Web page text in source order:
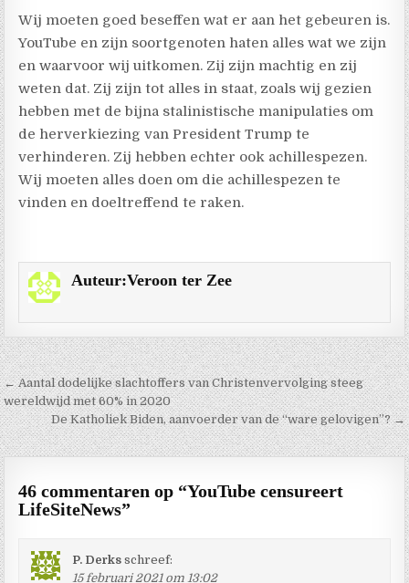
Wij moeten goed beseffen wat er aan het gebeuren is.
YouTube en zijn soortgenoten haten alles wat we zijn
en waarvoor wij uitkomen. Zij zijn machtig en zij
weten dat. Zij zijn tot alles in staat, zoals wij gezien
hebben met de bijna stalinistische manipulaties om
de herverkiezing van President Trump te
verhinderen. Zij hebben echter ook achillespezen.
Wij moeten alles doen om die achillespezen te
vinden en doeltreffend te raken.
Auteur:Veroon ter Zee
Berichtnavigatie
← Aantal dodelijke slachtoffers van Christenvervolging steeg
wereldwijd met 60% in 2020
De Katholiek Biden, aanvoerder van de “ware gelovigen”? →
46 commentaren op “YouTube censureert
LifeSiteNews”
P. Derks schreef:
15 februari 2021 om 13:02